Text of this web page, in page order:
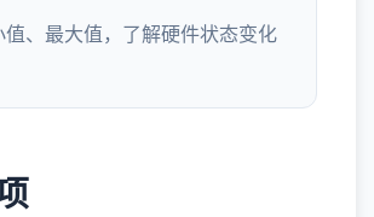
值、最大值，了解硬件状态变化